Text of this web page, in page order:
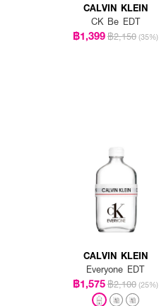
CALVIN KLEIN
CK Be EDT
฿1,399฿2,150 (35%)
CALVIN KLEIN
Everyone EDT
฿1,575฿2,100 (25%)